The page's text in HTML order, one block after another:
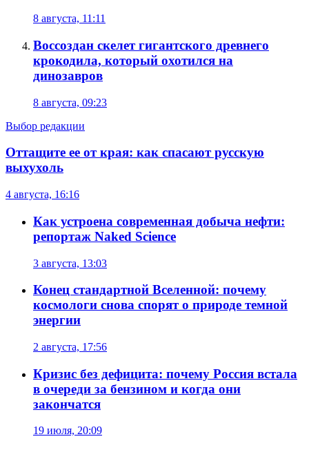
8 августа, 11:11
Воссоздан скелет гигантского древнего
крокодила, который охотился на
динозавров
8 августа, 09:23
Выбор редакции
Оттащите ее от края: как спасают русскую
выхухоль
4 августа, 16:16
Как устроена современная добыча нефти:
репортаж Naked Science
3 августа, 13:03
Конец стандартной Вселенной: почему
космологи снова спорят о природе темной
энергии
2 августа, 17:56
Кризис без дефицита: почему Россия встала
в очереди за бензином и когда они
закончатся
19 июля, 20:09